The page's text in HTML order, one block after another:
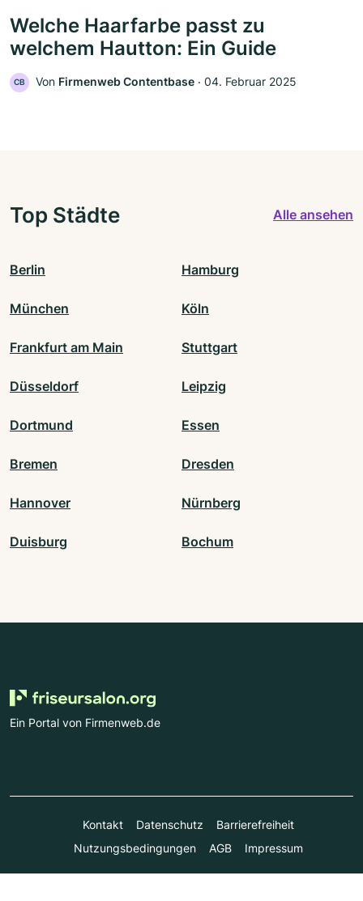
Welche Haarfarbe passt zu
welchem Hautton: Ein Guide
CB Von Firmenweb Contentbase ‧ 04. Februar 2025
Top Städte Alle ansehen
Berlin Hamburg
München Köln
Frankfurt am Main Stuttgart
Düsseldorf Leipzig
Dortmund Essen
Bremen Dresden
Hannover Nürnberg
Duisburg Bochum
Ein Portal von Firmenweb.de
Kontakt Datenschutz
Barrierefreiheit
Nutzungsbedingungen
AGB Impressum